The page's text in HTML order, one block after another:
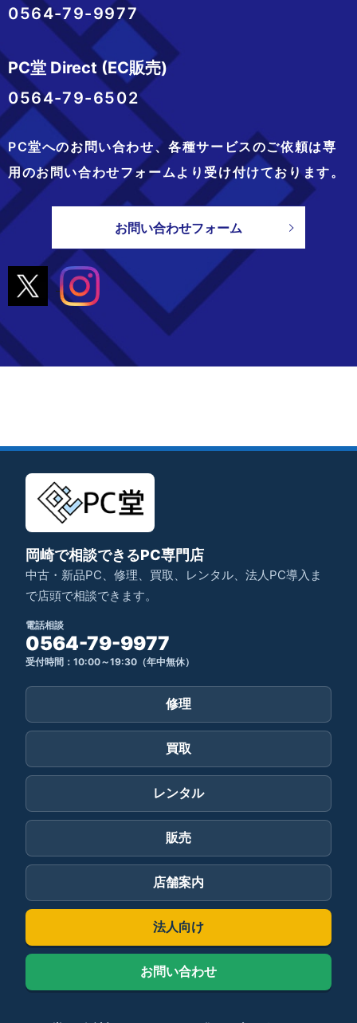
0564-79-9977
PC堂 Direct (EC販売)
0564-79-6502
PC堂へのお問い合わせ、各種サービスのご依頼は専
用のお問い合わせフォームより 受け付けております。
お問い合わせフォーム
岡崎で相談できるPC専門店
中古・新品PC、修理、買取、レンタル、法人PC導入ま
で店頭で相談できます。
電話相談
0564-79-9977
受付時間：10:00～19:30（年中無休）
修理
買取
レンタル
販売
店舗案内
法人向け
お問い合わせ